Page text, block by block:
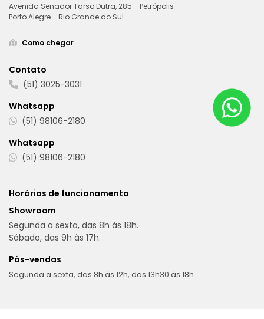
Avenida Senador Tarso Dutra, 285 - Petrópolis
Porto Alegre - Rio Grande do Sul
Como chegar
Contato
(51) 3025-3031
Whatsapp
(51) 98106-2180
Whatsapp
(51) 98106-2180
Horários de funcionamento
Showroom
Segunda a sexta, das 8h às 18h.
Sábado, das 9h às 17h.
Pós-vendas
Segunda a sexta, das 8h às 12h, das 13h30 às 18h.